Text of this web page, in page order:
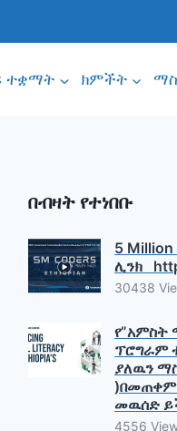
ተቋማት ክምችት
በብዛት የተነበቡ
5
ሊንክ
30438
የ”አምስት
ፕሮግራም
ያለዉን
)በመጠቀም
መዉሰድ
4556